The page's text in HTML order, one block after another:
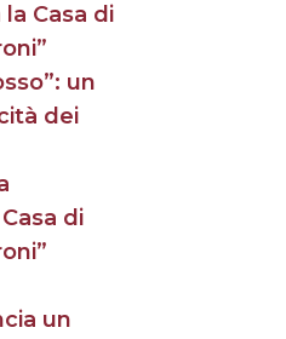
Casa di
un
dei
di
un